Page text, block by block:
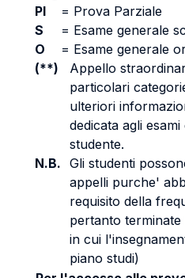
PI
= Prova Parziale
S
= Esame generale
O
= Esame generale
(**)
Appello
particolari
ulteriori
dedicata agli
studente.
N.B. Gli studenti
appelli purche'
requisito della
pertanto terminate
in cui
piano studi)